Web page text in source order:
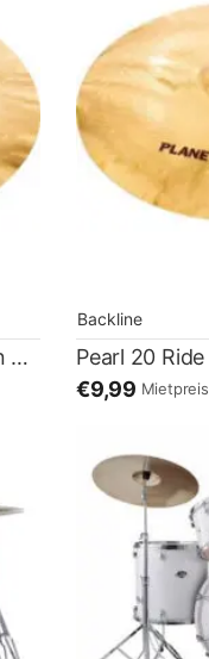
Pearl 16 Crash Becken Zildjian Planet Z
Backline
€9,99 Mietpreis